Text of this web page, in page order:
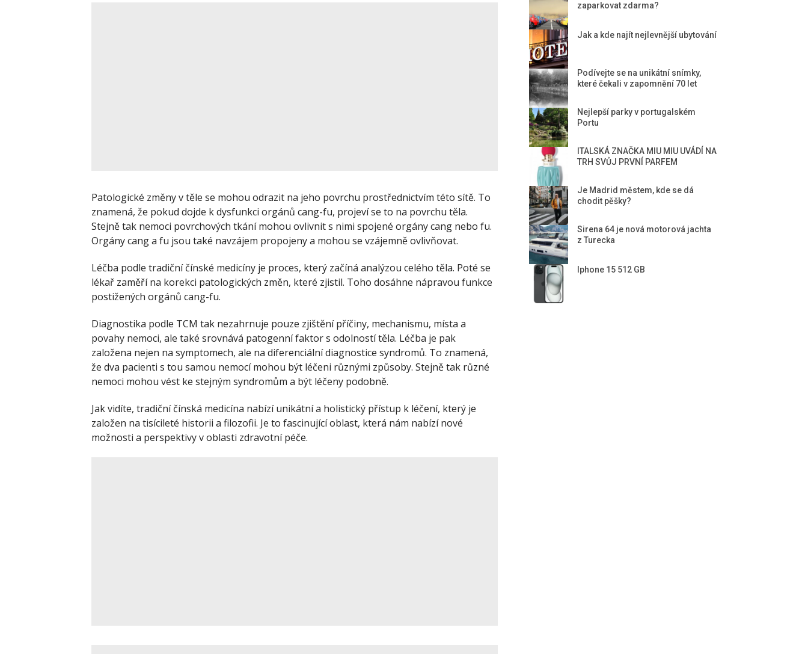
Patologické změny v těle se mohou odrazit na jeho povrchu prostřednictvím této sítě. To
znamená, že pokud dojde k dysfunkci orgánů cang-fu, projeví se to na povrchu těla.
Stejně tak nemoci povrchových tkání mohou ovlivnit s nimi spojené orgány cang nebo fu.
Orgány cang a fu jsou také navzájem propojeny a mohou se vzájemně ovlivňovat.
Léčba podle tradiční čínské medicíny je proces, který začíná analýzou celého těla. Poté se
lékař zaměří na korekci patologických změn, které zjistil. Toho dosáhne nápravou funkce
postižených orgánů cang-fu.
Diagnostika podle TCM tak nezahrnuje pouze zjištění příčiny, mechanismu, místa a
povahy nemoci, ale také srovnává patogenní faktor s odolností těla. Léčba je pak
založena nejen na symptomech, ale na diferenciální diagnostice syndromů. To znamená,
že dva pacienti s tou samou nemocí mohou být léčeni různými způsoby. Stejně tak různé
nemoci mohou vést ke stejným syndromům a být léčeny podobně.
Jak vidíte, tradiční čínská medicína nabízí unikátní a holistický přístup k léčení, který je
založen na tisícileté historii a filozofii. Je to fascinující oblast, která nám nabízí nové
možnosti a perspektivy v oblasti zdravotní péče.
zaparkovat zdarma?
Jak a kde najít nejlevnější ubytování
Podívejte se na unikátní snímky,
které čekali v zapomnění 70 let
Nejlepší parky v portugalském
Portu
ITALSKÁ ZNAČKA MIU MIU UVÁDÍ NA
TRH SVŮJ PRVNÍ PARFEM
Je Madrid městem, kde se dá
chodit pěšky?
Sirena 64 je nová motorová jachta
z Turecka
Iphone 15 512 GB